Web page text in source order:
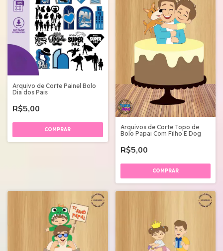
Arquivo de Corte Painel Bolo
Dia dos Pais
R$5,00
Arquivos de Corte Topo de
Bolo Papai Com Filho E Dog
R$5,00